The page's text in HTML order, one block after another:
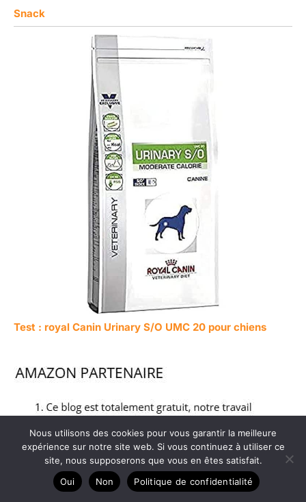
Snack
Test : royal Canin Urinary S/O UMC 20 pour chiens
Nous utilisons des cookies pour vous garantir la meilleure
expérience sur notre site web. Si vous continuez à utiliser ce
site, nous supposerons que vous en êtes satisfait.
Oui
Non Politique de confidentialité